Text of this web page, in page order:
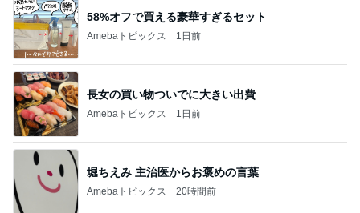
58%オフで買える豪華すぎるセット
Amebaトピックス 1日前
長女の買い物ついでに大きい出費
Amebaトピックス 1日前
堀ちえみ 主治医からお褒めの言葉
Amebaトピックス 20時間前